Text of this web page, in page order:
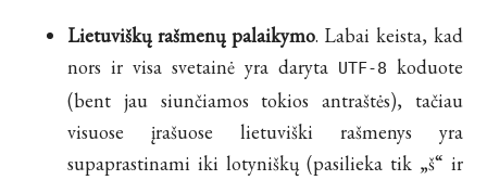
Lietuviškų rašmenų palaikymo. Labai keista, kad
nors ir visa svetainė yra daryta UTF-8 koduote
(bent jau siunčiamos tokios antraštės), tačiau
visuose įrašuose lietuviški rašmenys yra
supaprastinami iki lotyniškų (pasilieka tik „š“ ir